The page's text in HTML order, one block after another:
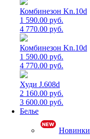
Комбинезон Kn.10d
1 590.00 руб.
4 770.00 руб.
Комбинезон Kn.10d
1 590.00 руб.
4 770.00 руб.
Худи J.608d
2 160.00 руб.
3 600.00 руб.
Белье
Новинки